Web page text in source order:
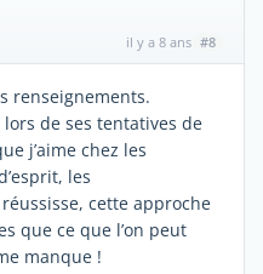
il y a 8 ans #8
renseignements.
lors de ses tentatives de
j’aime chez les
les
cette approche
que ce que l’on peut
manque !